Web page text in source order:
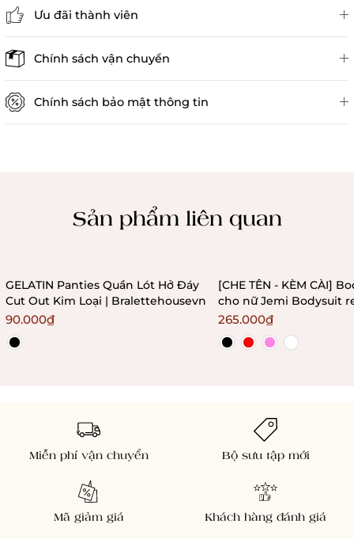
Ưu đãi thành viên
Chính sách vận chuyển
Chính sách bảo mật thông tin
Sản phẩm liên quan
GELATIN Panties Quần Lót Hở Đáy
Cut Out Kim Loại | Bralettehousevn
90.000₫
[CHE TÊN - KÈM CÀI]
cho nữ Jemi Bodysuit
không gọng không
Bralettehousevn
265.000₫
Miễn phí vận chuyển Bộ sưu tập mới
Mã giảm giá Khách hàng đánh giá